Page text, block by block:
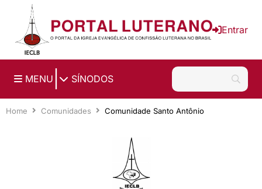
Ir para o conteúdo principal
Entrar
MENU SÍNODOS
Home Comunidades Comunidade Santo Antônio